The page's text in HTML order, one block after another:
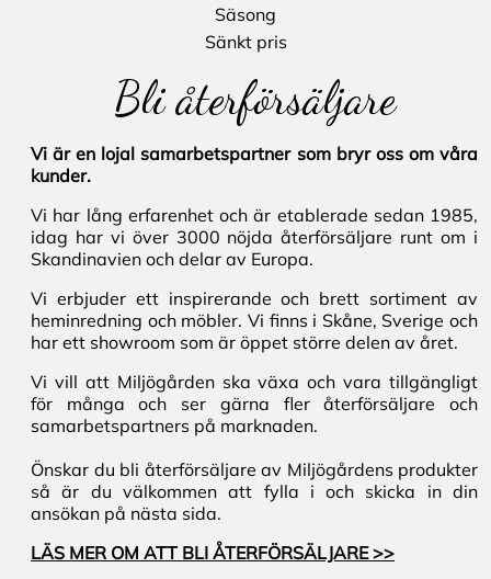
Säsong
Sänkt pris
Bli återförsäljare
Vi är en lojal samarbetspartner som bryr oss om våra
kunder.
Vi har lång erfarenhet och är etablerade sedan 1985,
idag har vi över 3000 nöjda återförsäljare runt om i
Skandinavien och delar av Europa.
Vi erbjuder ett inspirerande och brett sortiment av
heminredning och möbler. Vi finns i Skåne, Sverige och
har ett showroom som är öppet större delen av året.
Vi vill att Miljögården ska växa och vara tillgängligt
för många och ser gärna fler återförsäljare och
samarbetspartners på marknaden.
Önskar du bli återförsäljare av Miljögårdens produkter
så är du välkommen att fylla i och skicka in din
ansökan på nästa sida.
LÄS MER OM ATT BLI ÅTERFÖRSÄLJARE >>